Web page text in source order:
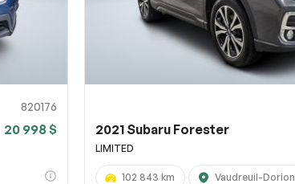
820176
20 998 $ 2021 Subaru Forester
LIMITED
102 843 km Vaudreuil-Dorion